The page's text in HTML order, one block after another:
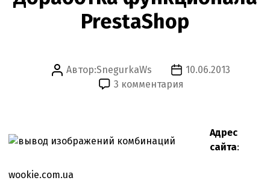
PrestaShop
Автор
Автор:SnegurkaWs
Дата
записи
10.06.2013
3 комментария
функционала
PrestaShop
Адрес
сайта:
wookie.com.ua